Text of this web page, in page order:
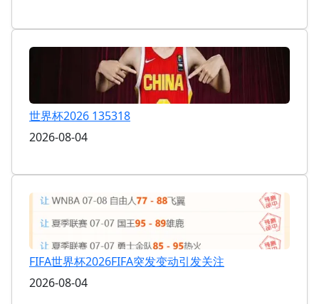
世界杯2026 135318
2026-08-04
FIFA世界杯2026FIFA突发变动引发关注
2026-08-04